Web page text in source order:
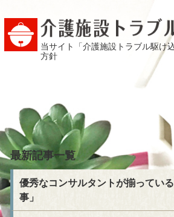
当サイト「介護施設トラブル駆け
方針
最新記事一覧
優秀なコンサルタントが揃ってい
事」